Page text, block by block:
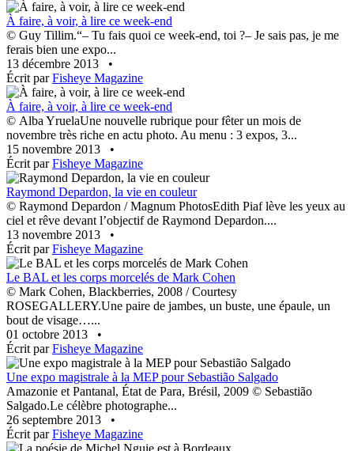
À faire, à voir, à lire ce week-end
© Guy Tillim.“– Tu fais quoi ce week-end, toi ?– Je sais pas, je me
ferais bien une expo...
13 décembre 2013
•
Écrit parFisheye Magazine
À faire, à voir, à lire ce week-end
© Alba YruelaUne nouvelle rubrique pour fêter un mois de
novembre très riche en actu photo. Au menu : 3 expos, 3...
15 novembre 2013
•
Écrit parFisheye Magazine
Raymond Depardon, la vie en couleur
© Raymond Depardon / Magnum PhotosEdith Piaf lève les yeux au
ciel et rêve devant l’objectif de Raymond Depardon....
13 novembre 2013
•
Écrit parFisheye Magazine
Le BAL et les corps morcelés de Mark Cohen
© Mark Cohen, Blackberries, 2008 / Courtesy
ROSEGALLERY.Une paire de jambes, un buste, une épaule, un
bout de visage…...
01 octobre 2013
•
Écrit parFisheye Magazine
Une expo magistrale à la MEP pour Sebastião Salgado
Amazonie et Pantanal, État de Para, Brésil, 2009 © Sebastião
Salgado.Le célèbre photographe...
26 septembre 2013
•
Écrit parFisheye Magazine